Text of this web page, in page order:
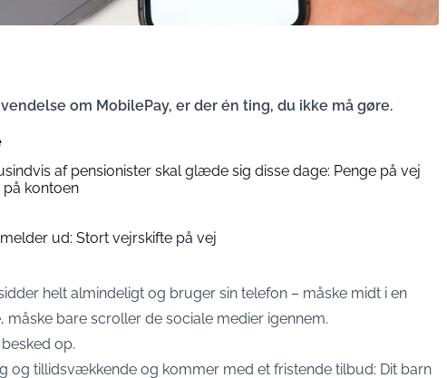
om MobilePay, er der én ting, du ikke må gøre.
af pensionister skal glæde sig disse dage: Penge på vej
på kontoen
ud: Stort vejrskifte på vej
helt almindeligt og bruger sin telefon – måske midt i en
måske bare scroller de sociale medier igennem.
op.
og tillidsvækkende og kommer med et fristende tilbud: Dit barn